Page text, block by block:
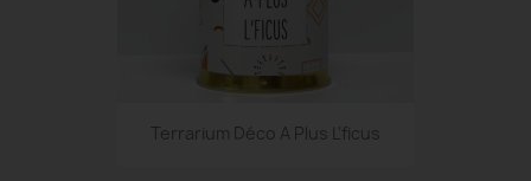
Terrarium Déco A Plus L'ficus